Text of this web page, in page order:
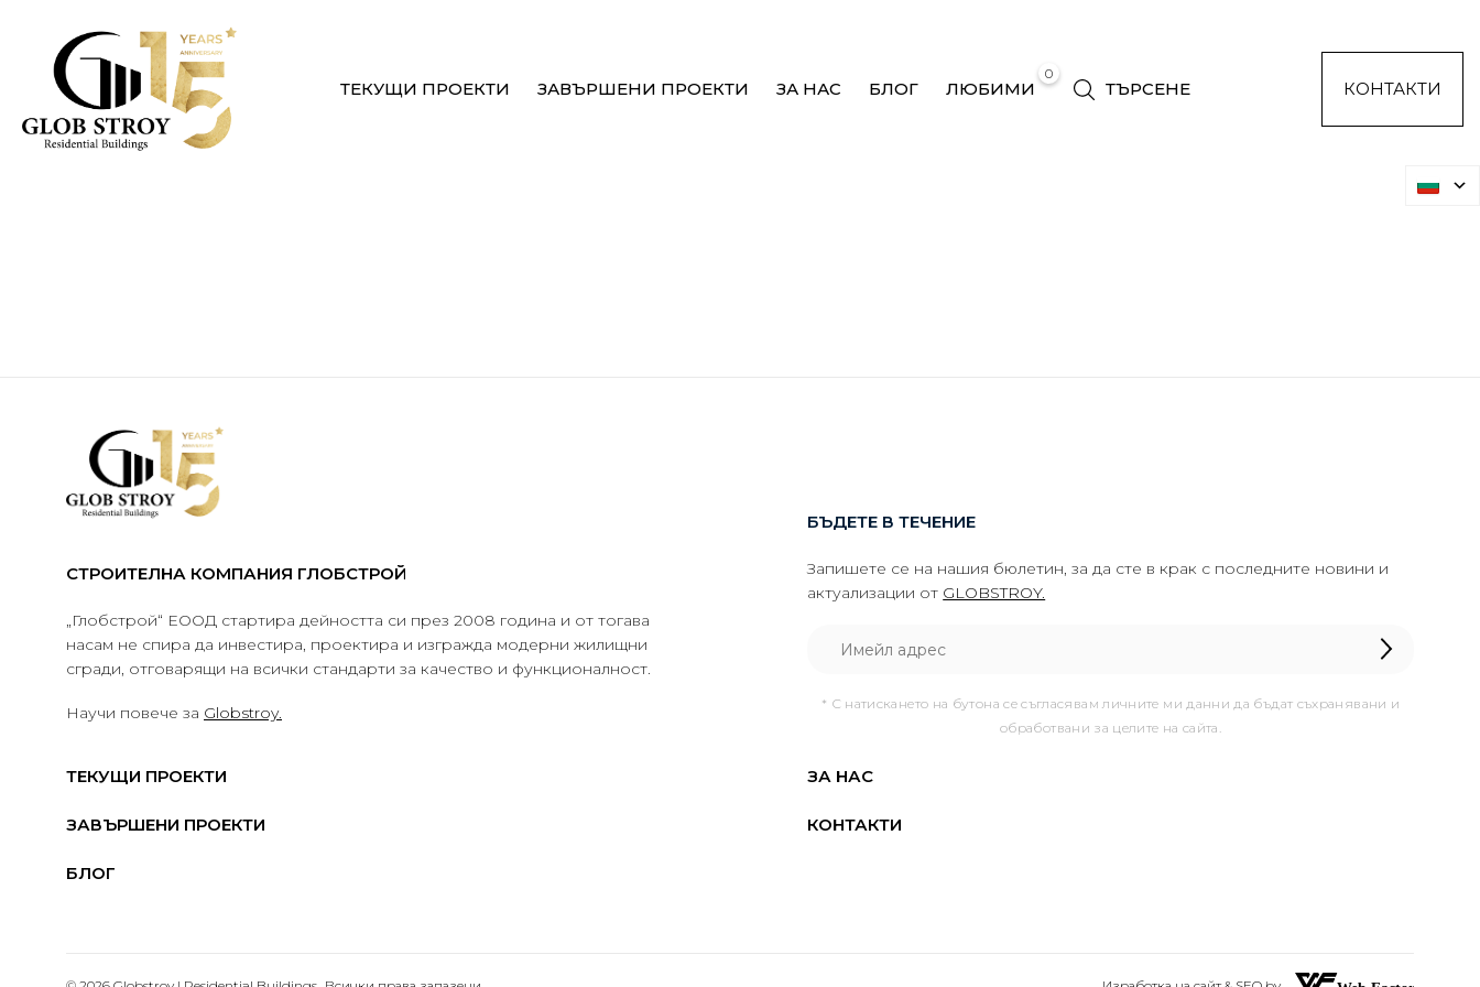
ТЕКУЩИ ПРОЕКТИ ЗАВЪРШЕНИ ПРОЕКТИ ЗА НАС БЛОГ
0
ЛЮБИМИ ТЪРСЕНЕ КОНТАКТИ
СТРОИТЕЛНА КОМПАНИЯ ГЛОБСТРОЙ
„Глобстрой“ ЕООД стартира дейността си през 2008 година и от тогава
насам не спира да инвестира, проектира и изгражда модерни жилищни
сгради, отговарящи на всички стандарти за качество и функционалност.
Научи повече за Globstroy.
ТЕКУЩИ ПРОЕКТИ
ЗАВЪРШЕНИ ПРОЕКТИ
БЛОГ
ЗА НАС
КОНТАКТИ
БЪДЕТЕ В ТЕЧЕНИЕ
Запишете се на нашия бюлетин, за да сте в крак с последните новини и
актуализации от GLOBSTROY.
* С натискането на бутона се съгласявам личните ми данни да бъдат съхранявани и
обработвани за целите на сайта.